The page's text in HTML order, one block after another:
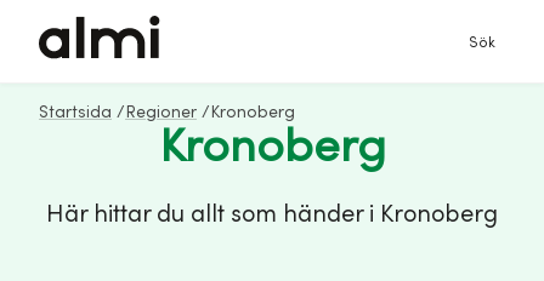
Sök
Startsida / Regioner / Kronoberg
Kronoberg
Här hittar du allt som händer i Kronoberg